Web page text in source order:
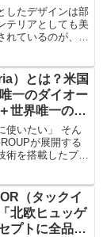
したデザインは部
テリアとしても美
れているのが、日
）とは？米国
一のダイオー
世界唯一の家
レーザー美顔
ミアムホーム
使いたい」 そん
が展開する
術を搭載したプレ
（タックイ
北欧ヒュッゲ
プトに全品送